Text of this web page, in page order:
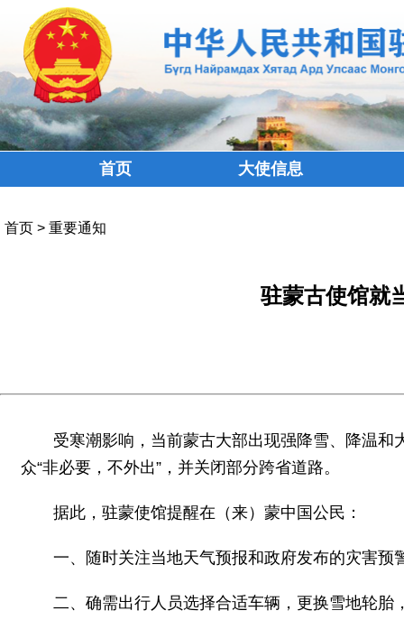
首页 大使信息
首页 > 重要通知
驻蒙古使馆就
受寒潮影响，当前蒙古大部出现强降雪、降温
众“非必要，不外出”，并关闭部分跨省道路。
据此，驻蒙使馆提醒在（来）蒙中国公民：
一、随时关注当地天气预报和政府发布的灾害预
二、确需出行人员选择合适车辆，更换雪地轮